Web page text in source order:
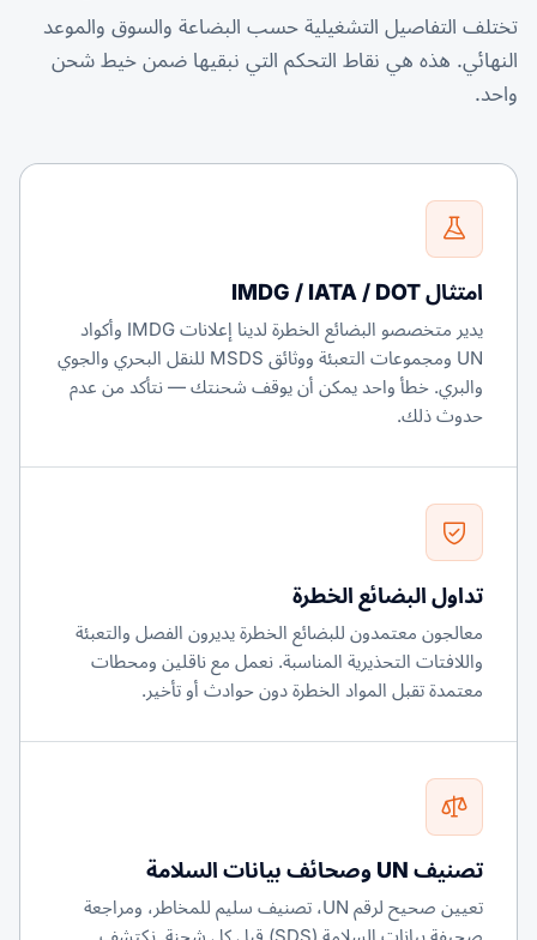
تختلف التفاصيل التشغيلية حسب البضاعة والسوق والموعد
النهائي. هذه هي نقاط التحكم التي نبقيها ضمن خيط شحن
واحد.
امتثال IMDG / IATA / DOT
يدير متخصصو البضائع الخطرة لدينا إعلانات IMDG وأكواد
UN ومجموعات التعبئة ووثائق MSDS للنقل البحري والجوي
والبري. خطأ واحد يمكن أن يوقف شحنتك — نتأكد من عدم
حدوث ذلك.
تداول البضائع الخطرة
معالجون معتمدون للبضائع الخطرة يديرون الفصل والتعبئة
واللافتات التحذيرية المناسبة. نعمل مع ناقلين ومحطات
معتمدة تقبل المواد الخطرة دون حوادث أو تأخير.
تصنيف UN وصحائف بيانات السلامة
تعيين صحيح لرقم UN، تصنيف سليم للمخاطر، ومراجعة